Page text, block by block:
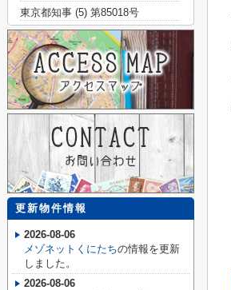
東京都知事 (5) 第85018号
更新物件情報
2026-08-06
メゾネットくにたちの情報を更新
しました。
2026-08-06